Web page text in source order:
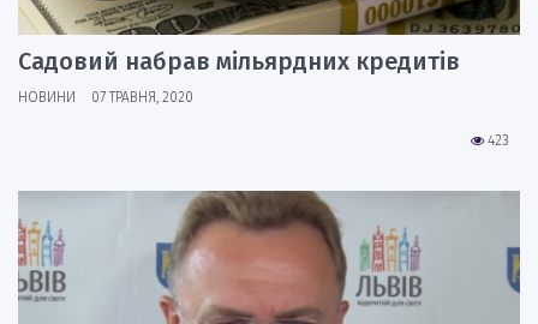
Садовий набрав мільярдних кредитів
НОВИНИ 07 ТРАВНЯ, 2020
423